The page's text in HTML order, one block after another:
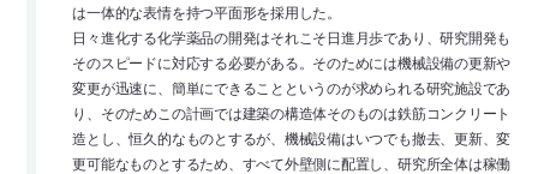
は一体的な表情を持つ平面形を採用した。
日々進化する化学薬品の開発はそれこそ日進月歩であり、研究開発も
そのスピードに対応する必要がある。そのためには機械設備の更新や
変更が迅速に、簡単にできることというのが求められる研究施設であ
り、そのためこの計画では建築の構造体そのものは鉄筋コンクリート
造とし、恒久的なものとするが、機械設備はいつでも撤去、更新、変
更可能なものとするため、すべて外壁側に配置し、研究所全体は稼働